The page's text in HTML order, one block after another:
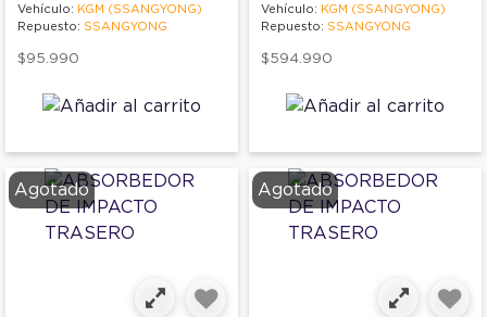
Vehículo: KGM (SSANGYONG)
Repuesto: SSANGYONG
$95.990
Vehículo: KGM (SSANGYONG)
Repuesto: SSANGYONG
$594.990
Agotado Agotado